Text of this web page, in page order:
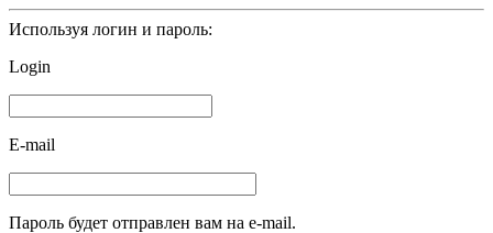
Используя логин и пароль:
Login
E-mail
Пароль будет отправлен вам на e-mail.